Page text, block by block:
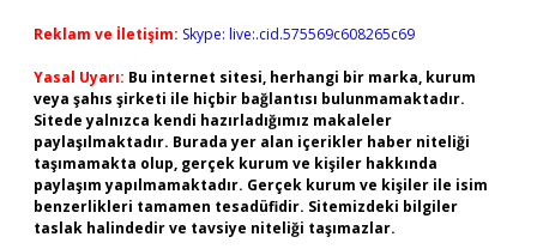
Reklam ve İletişim: Skype: live:.cid.575569c608265c69
Yasal Uyarı: Bu internet sitesi, herhangi bir marka, kurum
veya şahıs şirketi ile hiçbir bağlantısı bulunmamaktadır.
Sitede yalnızca kendi hazırladığımız makaleler
paylaşılmaktadır. Burada yer alan içerikler haber niteliği
taşımamakta olup, gerçek kurum ve kişiler hakkında
paylaşım yapılmamaktadır. Gerçek kurum ve kişiler ile isim
benzerlikleri tamamen tesadüfidir. Sitemizdeki bilgiler
taslak halindedir ve tavsiye niteliği taşımazlar.